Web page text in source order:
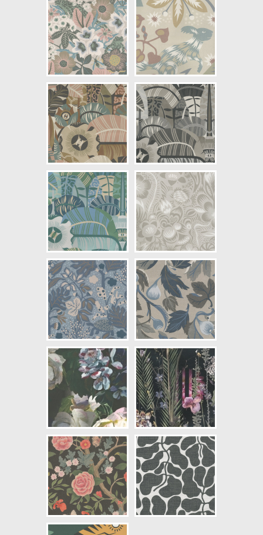
Artikelnummer: 2077
NCS Bottenkulör: S3010-Y30R
Färg: Beige, Svartaktig
Mönster: Växande, Växter
Struktur: Digitaltryck
Cirkapris: 999,00 kr
(Kontakta din färghandlare för
exakt pris.)